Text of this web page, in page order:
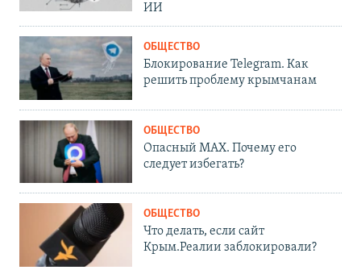
ИИ
ОБЩЕСТВО
Блокирование Telegram. Как
решить проблему крымчанам
ОБЩЕСТВО
Опасный MAX. Почему его
следует избегать?
ОБЩЕСТВО
Что делать, если сайт
Крым.Реалии заблокировали?